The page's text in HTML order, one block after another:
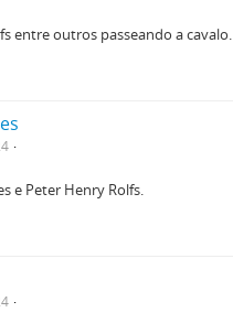
entre outros passeando a cavalo.
e Peter Henry Rolfs.